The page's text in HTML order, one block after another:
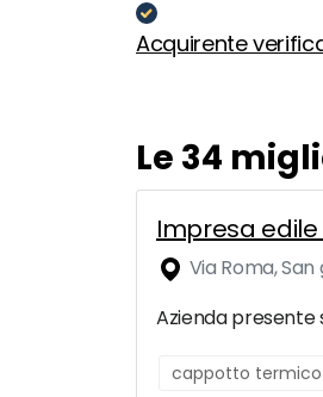
Acquirente
Le 34
Impresa
Via Roma,
Azienda presente
cappotto termico